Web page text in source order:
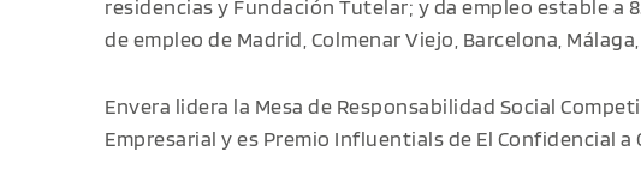
residencias y Fundación Tutelar; y da empleo estable a
de empleo de Madrid, Colmenar Viejo, Barcelona,
Envera lidera la Mesa de Responsabilidad Social
Empresarial y es Premio Influentials de El Confidencial